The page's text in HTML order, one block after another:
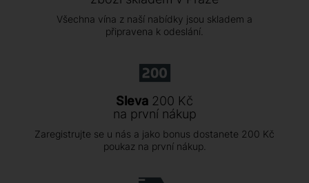
Všechna vína z naší nabídky jsou skladem a
připravena k odeslání.
Sleva 200 Kč
na první nákup
Zaregistrujte se u nás a jako bonus dostanete 200 Kč
poukaz na první nákup.